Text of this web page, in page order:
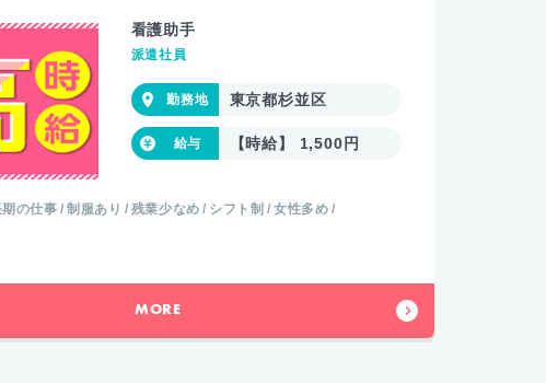
看護助手
派遣社員
東京都杉並区
【時給】 1,500円
期の仕事 制服あり 残業少なめ シフト制
女性多め
MORE